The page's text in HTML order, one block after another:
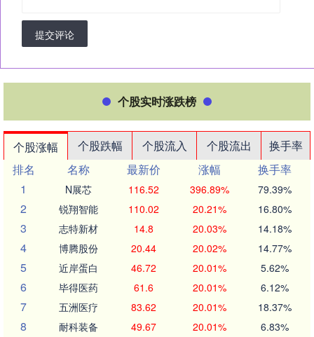
提交评论
个股实时涨跌榜
个股涨幅 个股跌幅 个股流入 个股流出
换手率
排名
名称 最新价 涨幅
换手率
1
N展芯 116.52 396.89% 79.39%
2 锐翔智能 110.02 20.21% 16.80%
3 志特新材 14.8 20.03% 14.18%
4 博腾股份 20.44 20.02% 14.77%
5 近岸蛋白 46.72 20.01% 5.62%
6 毕得医药 61.6 20.01% 6.12%
7 五洲医疗 83.62 20.01% 18.37%
8 耐科装备 49.67 20.01% 6.83%